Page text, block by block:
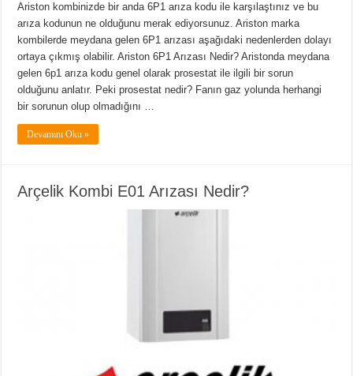
Ariston kombinizde bir anda 6P1 arıza kodu ile karşılaştınız ve bu
arıza kodunun ne olduğunu merak ediyorsunuz. Ariston marka
kombilerde meydana gelen 6P1 arızası aşağıdaki nedenlerden dolayı
ortaya çıkmış olabilir. Ariston 6P1 Arızası Nedir? Aristonda meydana
gelen 6p1 arıza kodu genel olarak prosestat ile ilgili bir sorun
olduğunu anlatır. Peki prosestat nedir? Fanın gaz yolunda herhangi
bir sorunun olup olmadığını …
Devamını Oku »
Arçelik Kombi E01 Arızası Nedir?